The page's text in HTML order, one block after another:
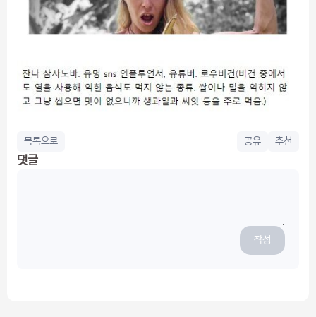
목록으로 공유 추천
댓글
작성